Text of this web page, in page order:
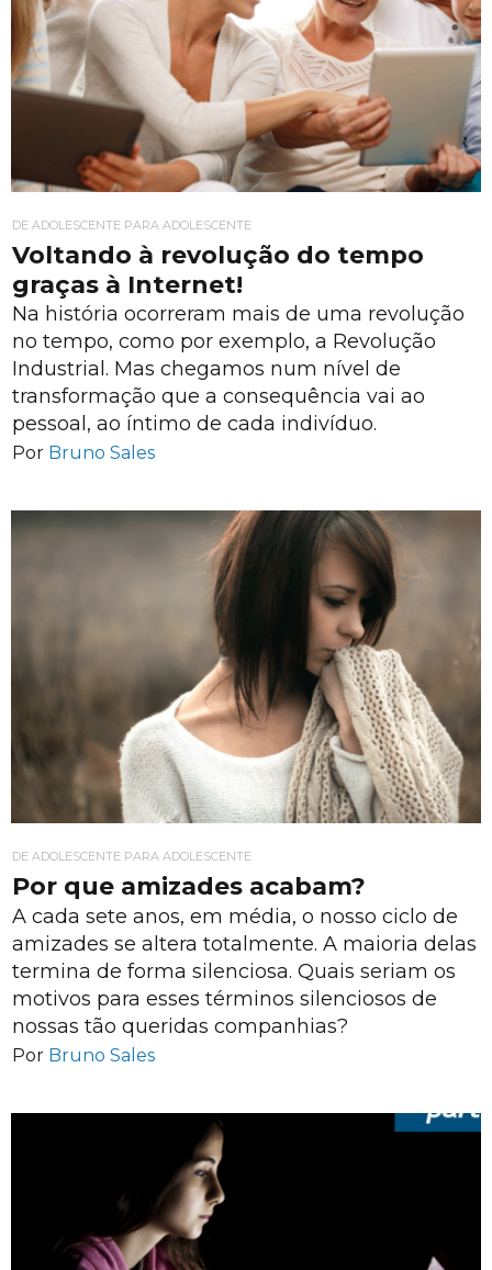
DE ADOLESCENTE PARA ADOLESCENTE
Voltando à revolução do tempo
graças à Internet!
Na história ocorreram mais de uma revolução
no tempo, como por exemplo, a Revolução
Industrial. Mas chegamos num nível de
transformação que a consequência vai ao
pessoal, ao íntimo de cada indivíduo.
Por Bruno Sales
DE ADOLESCENTE PARA ADOLESCENTE
Por que amizades acabam?
A cada sete anos, em média, o nosso ciclo de
amizades se altera totalmente. A maioria delas
termina de forma silenciosa. Quais seriam os
motivos para esses términos silenciosos de
nossas tão queridas companhias?
Por Bruno Sales